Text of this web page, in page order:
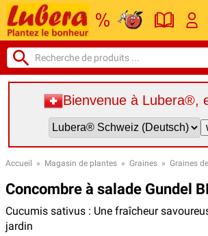
Bienvenue à Lubera®,
Accueil » Magasin de plantes » Graines » Graines
Concombre à salade Gundel
Cucumis sativus : Une fraîcheur
jardin